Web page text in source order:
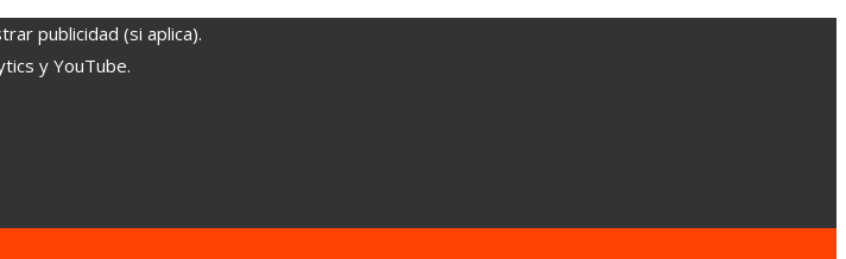
publicidad (si aplica).
y YouTube.